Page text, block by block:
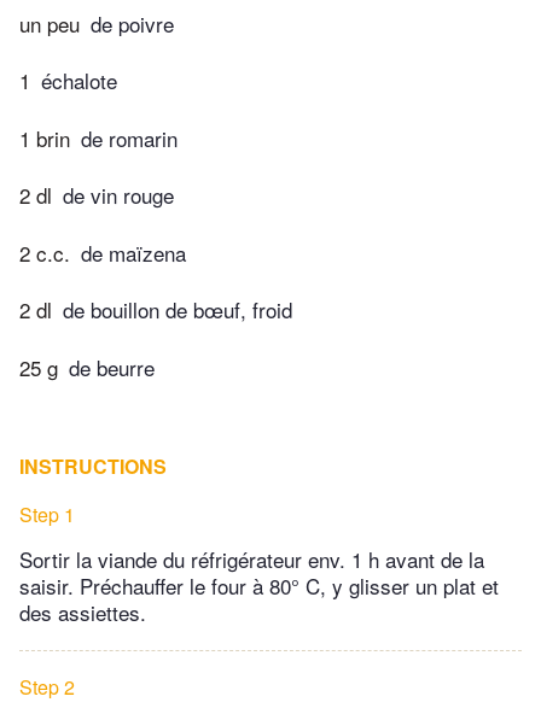
un peu de poivre
1 échalote
1 brin de romarin
2 dl de vin rouge
2 c.c. de maïzena
2 dl de bouillon de bœuf, froid
25 g de beurre
INSTRUCTIONS
Step 1
Sortir la viande du réfrigérateur env. 1 h avant de la
saisir. Préchauffer le four à 80° C, y glisser un plat et
des assiettes.
Step 2